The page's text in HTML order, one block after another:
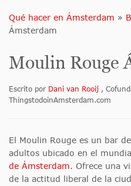
Qué hacer en Ámsterdam »
Ámsterdam
Moulin Rouge
Escrito por Dani van Rooij ,
ThingstodoinAmsterdam.com
El Moulin Rouge es un bar
adultos ubicado en el
de Ámsterdam. Ofrece una
de la actitud liberal de la